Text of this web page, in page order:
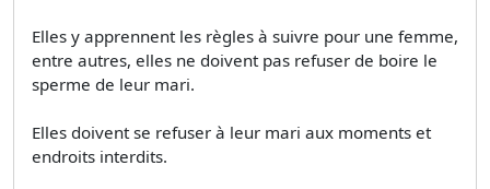
Elles y apprennent les règles à suivre pour une femme,
entre autres, elles ne doivent pas refuser de boire le
sperme de leur mari.
Elles doivent se refuser à leur mari aux moments et
endroits interdits.